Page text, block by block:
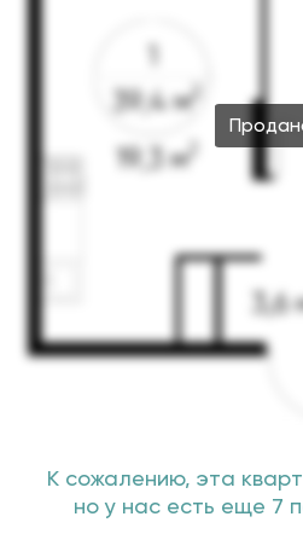
К сожалению, эта
но у нас есть еще 7